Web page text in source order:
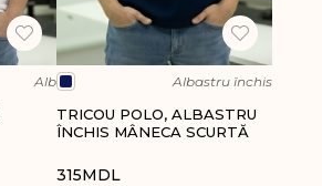
Alb Albastru închis
TRICOU POLO, ALBASTRU
ÎNCHIS MÂNECA SCURTĂ
315MDL